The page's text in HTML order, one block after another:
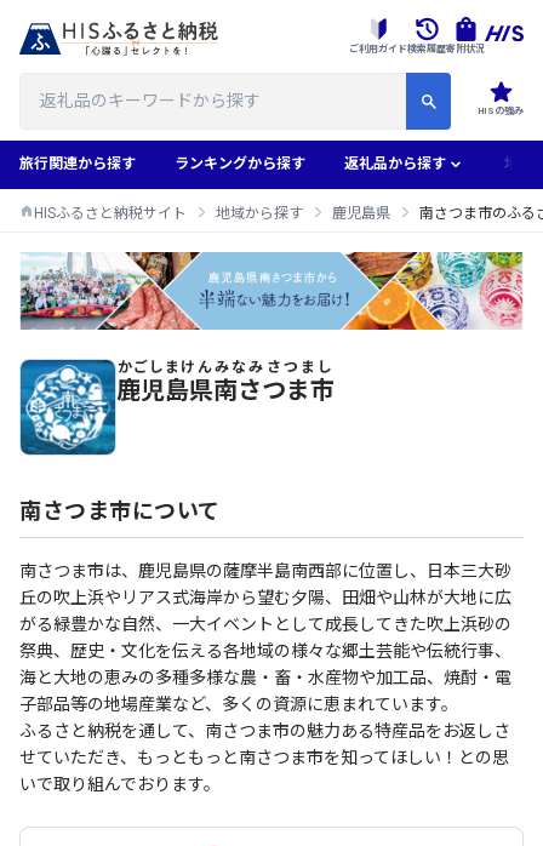
HISの強み
ご利用ガイド検索履歴寄附状況
旅行関連から探す ランキングから探す 返礼品から探す 地域
HISふるさと納税サイト 地域から探す 鹿児島県 南さつま市のふる
南さつま市のふるさと納税返礼品一覧
鹿児島県
かごしまけん
南さつま市
みなみさつまし
南さつま市について
南さつま市は、鹿児島県の薩摩半島南西部に位置し、日本三大砂
丘の吹上浜やリアス式海岸から望む夕陽、田畑や山林が大地に広
がる緑豊かな自然、一大イベントとして成長してきた吹上浜砂の
祭典、歴史・文化を伝える各地域の様々な郷土芸能や伝統行事、
海と大地の恵みの多種多様な農・畜・水産物や加工品、焼酎・電
子部品等の地場産業など、多くの資源に恵まれています。
ふるさと納税を通して、南さつま市の魅力ある特産品をお返しさ
せていただき、もっともっと南さつま市を知ってほしい！との思
いで取り組んでおります。